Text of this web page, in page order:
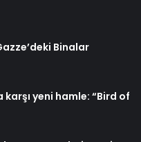
Binalar
yeni hamle: “Bird of